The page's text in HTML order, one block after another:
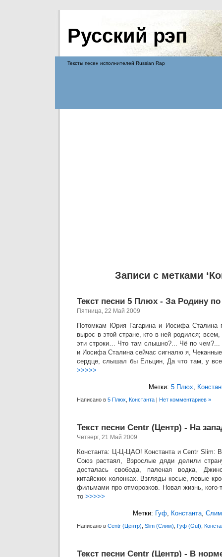
Русский рэп
Тексты песен исполнителей Russian Rap
Записи с метками
Текст песни 5 Плюх - За Родину по
Пятница, 22 Май 2009
Потомкам Юрия Гагарина и Иосифа Сталина
вырос в этой стране, кто в ней родился;
эти строки… Что там слышно?... Чё по чем?...
и Иосифа Сталина сейчас сигналю я,
сердце, слышал бы Ельцин, Да что там, у
>>>>>
Метки: 5 Плюх,
Написано в 5 Плюх Константа | Нет комментариев »
Текст песни Centr (Центр) - На
Четверг, 21 Май 2009
Константа: Ц-Ц-ЦАО! Константа и Centr Slim:
Союз растаял, Взрослые дяди делили
досталась свобода, паленая водка,
китайских колонках. Взгляды косые, левые
фильмами про отморозков. Новая жизнь,
то >>>>>
Метки: Гуф, Константа, Слим
Написано в Centr (Центр) Slim (Слим) Гуф (Guf)
Текст песни Centr (Центр) - В